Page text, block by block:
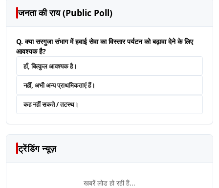
जनता की राय (Public Poll)
Q. क्या सरगुजा संभाग में हवाई सेवा का विस्तार पर्यटन को बढ़ावा देने के लिए
आवश्यक है?
हाँ, बिल्कुल आवश्यक है।
नहीं, अभी अन्य प्राथमिकताएं हैं।
कह नहीं सकते / तटस्थ।
ट्रेंडिंग न्यूज़
खबरें लोड हो रही हैं...